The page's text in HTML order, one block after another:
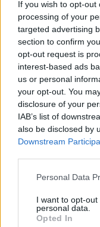
If you wish to opt-
processing of your
targeted advertising
section to confirm
opt-out request is
interest-based ads
us or personal
your opt-out. You
disclosure of your
IAB’s list of
also be disclosed by
Downstream
Personal Data
I want to opt-
personal data.
Opted In
Στην ερώτηση,
έκαναν
ΑΕΚ, ο 21χρονος
Η ισοπαλία
διότι
ΑΕΚ νικήσαμε
δώσει σαφές
σπουδαία νίκη.
Ο Μαϊντέβατς
προσπάθησε να
χωρίς να τα